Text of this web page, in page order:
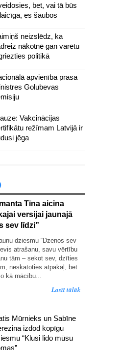
bet, vai tā būs
es šaubos
neizslēdz, ka
nākotnē gan varētu
politikā
apvienība prasa
Golubevas
Vakcinācijas
režīmam Latvijā ir
jēga
Tīna aicina
versijai jaunajā
sev līdzi”
dziesmu “Dzenos sev
atrašanu, savu vērtību
tām – sekot sev, dzīties
neskatoties atpakaļ, bet
kā mācību...
Lasīt tālāk
Mūrnieks un Sabīne
izdod kopīgu
“Klusi lido mūsu